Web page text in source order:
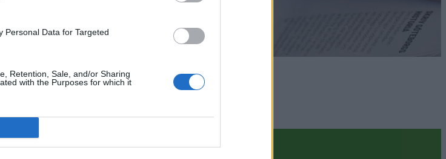
Personal Data for Targeted
Retention, Sale, and/or Sharing
with the Purposes for which it